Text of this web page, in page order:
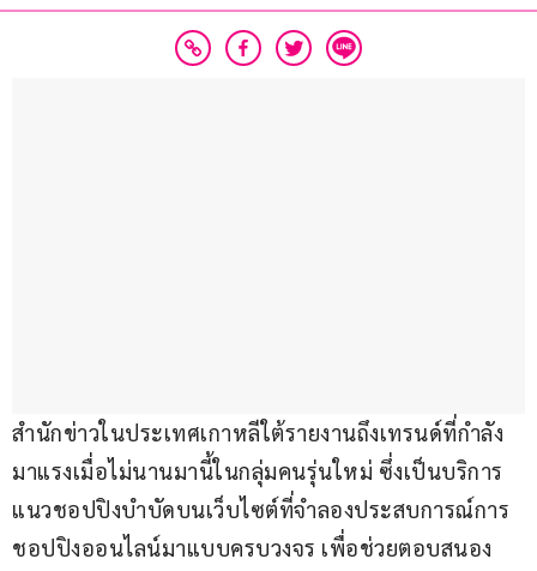
สำนักข่าวในประเทศเกาหลีใต้รายงานถึงเทรนด์ที่กำลัง
มาแรงเมื่อไม่นานมานี้ในกลุ่มคนรุ่นใหม่ ซึ่งเป็นบริการ
แนวชอปปิงบำบัดบนเว็บไซต์ที่จำลองประสบการณ์การ
ชอปปิงออนไลน์มาแบบครบวงจร เพื่อช่วยตอบสนอง